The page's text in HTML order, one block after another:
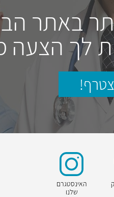
באתר
לך הצעה
האינסטגרם
שלנו